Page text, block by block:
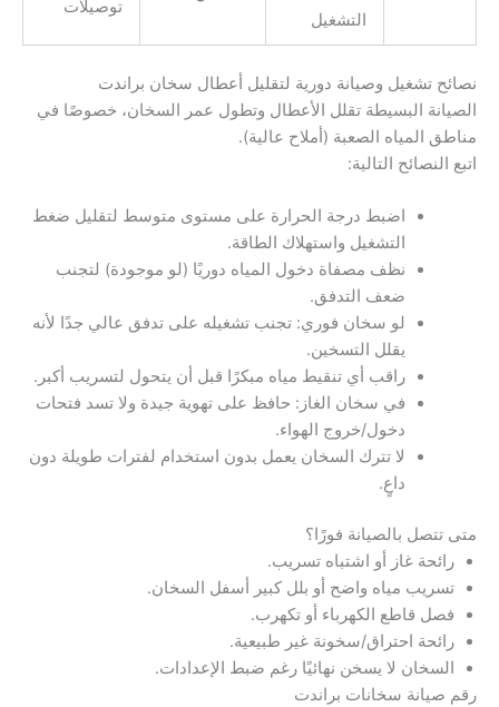
التشغيل
توصيلات
نصائح تشغيل وصيانة دورية لتقليل أعطال سخان براندت
الصيانة البسيطة تقلل الأعطال وتطول عمر السخان، خصوصًا في
مناطق المياه الصعبة (أملاح عالية).
اتبع النصائح التالية:
اضبط درجة الحرارة على مستوى متوسط لتقليل ضغط
التشغيل واستهلاك الطاقة.
نظف مصفاة دخول المياه دوريًا (لو موجودة) لتجنب
ضعف التدفق.
لو سخان فوري: تجنب تشغيله على تدفق عالي جدًا لأنه
يقلل التسخين.
راقب أي تنقيط مياه مبكرًا قبل أن يتحول لتسريب أكبر.
في سخان الغاز: حافظ على تهوية جيدة ولا تسد فتحات
دخول/خروج الهواء.
لا تترك السخان يعمل بدون استخدام لفترات طويلة دون
داعٍ.
متى تتصل بالصيانة فورًا؟
رائحة غاز أو اشتباه تسريب.
تسريب مياه واضح أو بلل كبير أسفل السخان.
فصل قاطع الكهرباء أو تكهرب.
رائحة احتراق/سخونة غير طبيعية.
السخان لا يسخن نهائيًا رغم ضبط الإعدادات.
رقم صيانة سخانات براندت